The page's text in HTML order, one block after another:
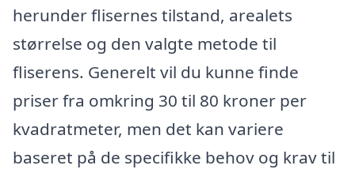
herunder flisernes tilstand, arealets
størrelse og den valgte metode til
fliserens. Generelt vil du kunne finde
priser fra omkring 30 til 80 kroner per
kvadratmeter, men det kan variere
baseret på de specifikke behov og krav til